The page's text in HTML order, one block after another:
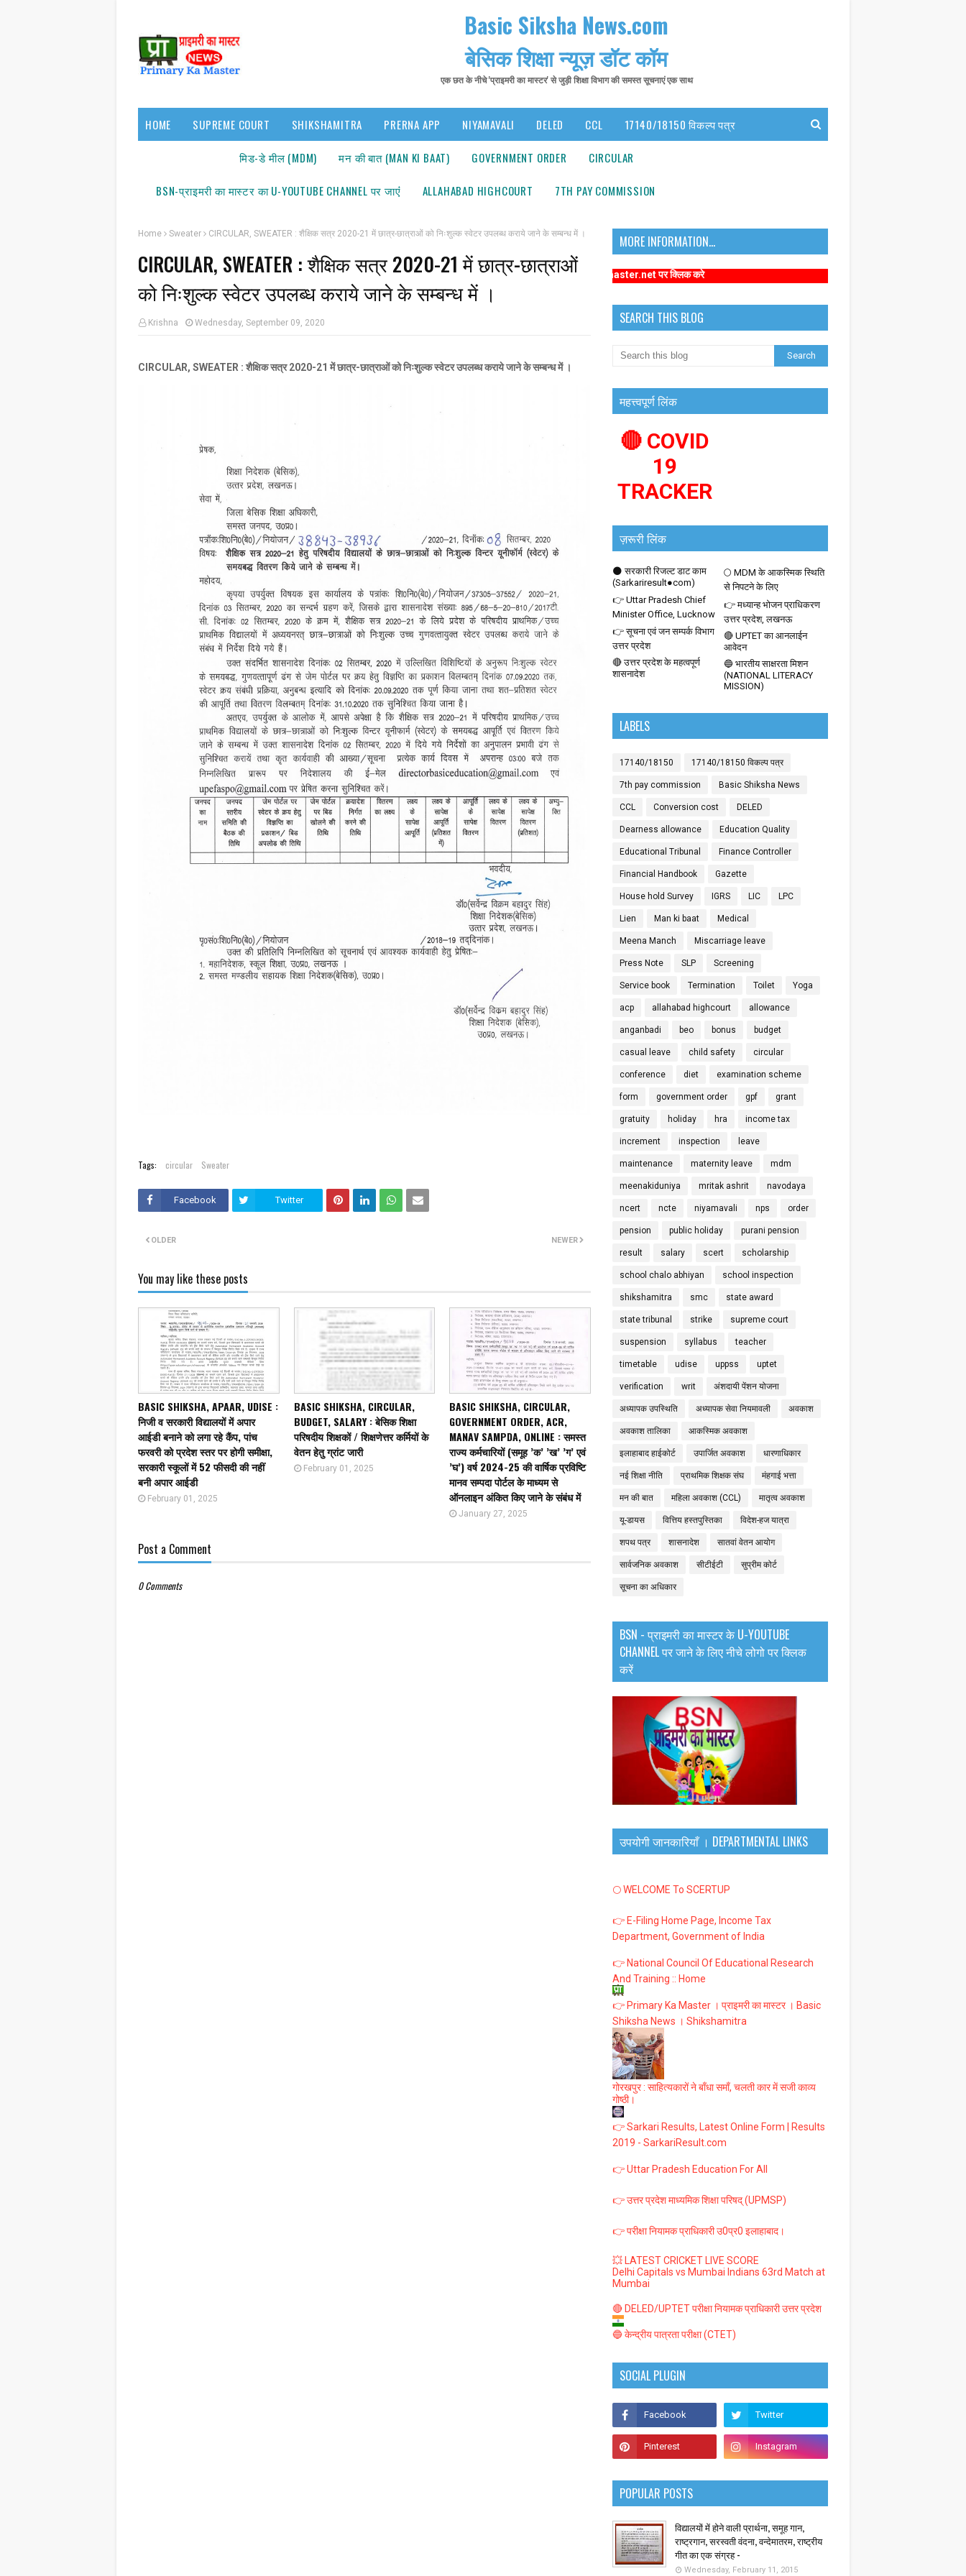
Basic Siksha News.com
बेसिक शिक्षा न्यूज़ डॉट कॉम
एक छत के नीचे 'प्राइमरी का मास्टर' से जुड़ी शिक्षा विभाग की समस्त सूचनाएं एक साथ
HOME SUPREME COURT SHIKSHAMITRA PRERNA APP NIYAMAVALI DELED CCL 17140/18150 विकल्प पत्र
मिड-डे मील (MDM) मन की बात (MAN KI BAAT) GOVERNMENT ORDER CIRCULAR
BSN-प्राइमरी का मास्टर का U-YOUTUBE CHANNEL पर जाएंं ALLAHABAD HIGHCOURT 7TH PAY COMMISSION
Home Sweater CIRCULAR, SWEATER : शैक्षिक सत्र 2020-21 में छात्र-छात्राओं को निःशुल्क स्वेटर उपलब्ध कराये जाने के सम्बन्ध में ।
CIRCULAR, SWEATER : शैक्षिक सत्र 2020-21 में छात्र-छात्राओं
को निःशुल्क स्वेटर उपलब्ध कराये जाने के सम्बन्ध में ।
Krishna Wednesday, September 09, 2020
CIRCULAR, SWEATER : शैक्षिक सत्र 2020-21 में छात्र-छात्राओं को निःशुल्क स्वेटर उपलब्ध कराये जाने के सम्बन्ध में ।
Tags: circular Sweater
Facebook Twitter
NEWER
OLDER
You may like these posts
BASIC SHIKSHA, APAAR, UDISE :
निजी व सरकारी विद्यालयों में अपार
आईडी बनाने को लगा रहे कैंप, पांच
फरवरी को प्रदेश स्तर पर होगी समीक्षा,
सरकारी स्कूलों में 52 फीसदी की नहीं
बनी अपार आईडी
February 01, 2025
BASIC SHIKSHA, CIRCULAR,
BUDGET, SALARY : बेसिक शिक्षा
परिषदीय शिक्षकों / शिक्षणेत्तर कर्मियों के
वेतन हेतु ग्रांट जारी
February 01, 2025
BASIC SHIKSHA, CIRCULAR,
GOVERNMENT ORDER, ACR,
MANAV SAMPDA, ONLINE : समस्त
राज्य कर्मचारियों (समूह ’क’ ’ख’ ’ग’ एवं
’घ’) वर्ष 2024-25 की वार्षिक प्रविष्टि
मानव सम्पदा पोर्टल के माध्यम से
ऑनलाइन अंकित किए जाने के संबंध में
January 27, 2025
Post a Comment
0 Comments
MORE INFORMATION...
सूचना: अधिक संबंधित समाचारों के लिए कृपया https://www.primarykamaster.net पर क्लिक करे
SEARCH THIS BLOG
महत्त्वपूर्ण लिंक
🔴 COVID
19
TRACKER
ज़रूरी लिंक
🌑 सरकारी रिजल्ट डाट काम
(Sarkariresult●com)
🌕 MDM के आकस्मिक स्थिति
से निपटने के लिए
👉 Uttar Pradesh Chief
Minister Office, Lucknow
👉 मध्यान्ह भोजन प्राधिकरण
उत्तर प्रदेश, लखनऊ
👉 सूचना एवं जन सम्पर्क विभाग
उत्तर प्रदेश
🔴 UPTET का आनलाईन
आवेदन
🔴 उत्तर प्रदेश के महत्वपूर्ण
शासनादेश
🔵 भारतीय साक्षरता मिशन
(NATIONAL LITERACY
MISSION)
LABELS
17140/18150 17140/18150 विकल्प पत्र
7th pay commission Basic Shiksha News
CCL Conversion cost DELED
Dearness allowance Education Quality
Educational Tribunal Finance Controller
Financial Handbook Gazette
House hold Survey IGRS LIC LPC
Lien Man ki baat Medical
Meena Manch Miscarriage leave
Press Note SLP Screening
Service book Termination Toilet Yoga
acp allahabad highcourt allowance
anganbadi beo bonus budget
casual leave child safety circular
conference diet examination scheme
form government order gpf grant
gratuity holiday hra income tax
increment inspection leave
maintenance maternity leave mdm
meenakiduniya mritak ashrit navodaya
ncert ncte niyamavali nps order
pension public holiday purani pension
result salary scert scholarship
school chalo abhiyan school inspection
shikshamitra smc state award
state tribunal strike supreme court
suspension syllabus teacher
timetable udise uppss uptet
verification writ अंशदायी पेंशन योजना
अध्यापक उपस्थिति अध्यापक सेवा नियमावली अवकाश
अवकाश तालिका आकस्मिक अवकाश
इलाहाबाद हाईकोर्ट उपार्जित अवकाश धारणाधिकार
नई शिक्षा नीति प्राथमिक शिक्षक संघ मंहगाई भत्ता
मन की बात महिला अवकाश (CCL) मातृत्व अवकाश
यू-डायस वित्तिय हस्तपुस्तिका विदेश-हज यात्रा
शपथ पत्र शासनादेश सातवां वेतन आयोग
सार्वजनिक अवकाश सीटीईटी सुप्रीम कोर्ट
सूचना का अधिकार
BSN - प्राइमरी का मास्टर के U-YOUTUBE
CHANNEL पर जाने के लिए नीचे लोगो पर क्लिक
करें
उपयोगी जानकारियाँ । DEPARTMENTAL LINKS
🌕 WELCOME To SCERTUP
👉 E-Filing Home Page, Income Tax
Department, Government of India
👉 National Council Of Educational Research
And Training :: Home
👉 Primary Ka Master । प्राइमरी का मास्टर । Basic
Shiksha News । Shikshamitra
गोरखपुर : साहित्यकारों ने बाँधा समाँ, चलती कार में सजी काव्य
गोष्ठी।
👉 Sarkari Results, Latest Online Form | Results
2019 - SarkariResult.com
👉 Uttar Pradesh Education For All
👉 उत्तर प्रदेश माध्यमिक शिक्षा परिषद् (UPMSP)
👉 परीक्षा नियामक प्राधिकारी उ0प्र0 इलाहाबाद।
💥 LATEST CRICKET LIVE SCORE
Delhi Capitals vs Mumbai Indians 63rd Match at
Mumbai
🔴 DELED/UPTET परीक्षा नियामक प्राधिकारी उत्तर प्रदेश
🔵 केन्द्रीय पात्रता परीक्षा (CTET)
SOCIAL PLUGIN
POPULAR POSTS
विद्यालयों में होने वाली प्रार्थना, समूह गान,
राष्ट्रगान, सरस्वती वंदना, वन्देमातरम, राष्ट्रीय
गीत का एक संग्रह -
Wednesday, February 11, 2015